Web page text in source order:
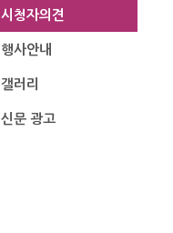
시청자의견
행사안내
갤러리
신문 광고